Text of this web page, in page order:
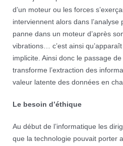
d’un moteur ou les forces
interviennent alors dans l’analyse
panne dans un moteur d’après
vibrations… c’est ainsi
implicite. Ainsi donc le passage
transforme l’extraction des
valeur latente des données en
Le besoin d’éthique
Au début de l’informatique les
que la technologie pouvait porter